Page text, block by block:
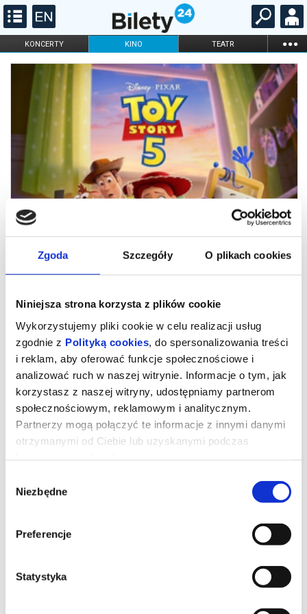
Zgoda Szczegóły O plikach cookies
Niniejsza strona korzysta z plików cookie
Wykorzystujemy pliki cookie w celu realizacji usług
zgodnie z Polityką cookies , do spersonalizowania treści
i reklam, aby oferować funkcje społecznościowe i
analizować ruch w naszej witrynie. Informacje o tym, jak
korzystasz z naszej witryny, udostępniamy partnerom
społecznościowym, reklamowym i analitycznym.
Partnerzy mogą połączyć te informacje z innymi danymi
otrzymanymi od Ciebie lub uzyskanymi podczas
zgody
Niezbędne
Preferencje
Statystyka
KONCERTY KINO TEATR ...
FILHARMONIA OPERA I BALET
STAND-UP
DLA DZIECI
ONLINE KARNETY
*******